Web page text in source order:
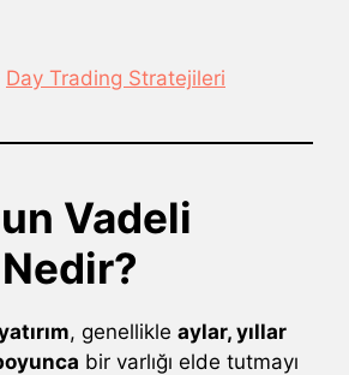
Day Trading Stratejileri
Vadeli
Nedir?
, genellikle aylar, yıllar
bir varlığı elde tutmayı